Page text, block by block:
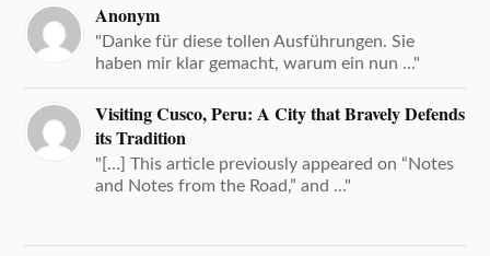
Anonym
"Danke für diese tollen Ausführungen. Sie
haben mir klar gemacht, warum ein nun ..."
Visiting Cusco, Peru: A City that Bravely Defends
its Tradition
"[…] This article previously appeared on “Notes
and Notes from the Road,” and ..."